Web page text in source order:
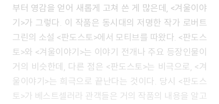
부터 영감을 얻어 새롭게 고쳐 쓴 게 많은데, <겨울이야
기>가 그렇다. 이 작품은 동시대의 저명한 작가 로버트
그린의 소설 <판도스토>에서 모티브를 따왔다. <판도스
토>와 <겨울이야기>는 이야기 전개나 주요 등장인물이
거의 비슷한데, 다른 점은 <판도스토>는 비극으로, <겨
울이야기>는 희극으로 끝난다는 것이다. 당시 <판도스
토>가 베스트셀러라 관객들은 거의 작품의 내용을 알고